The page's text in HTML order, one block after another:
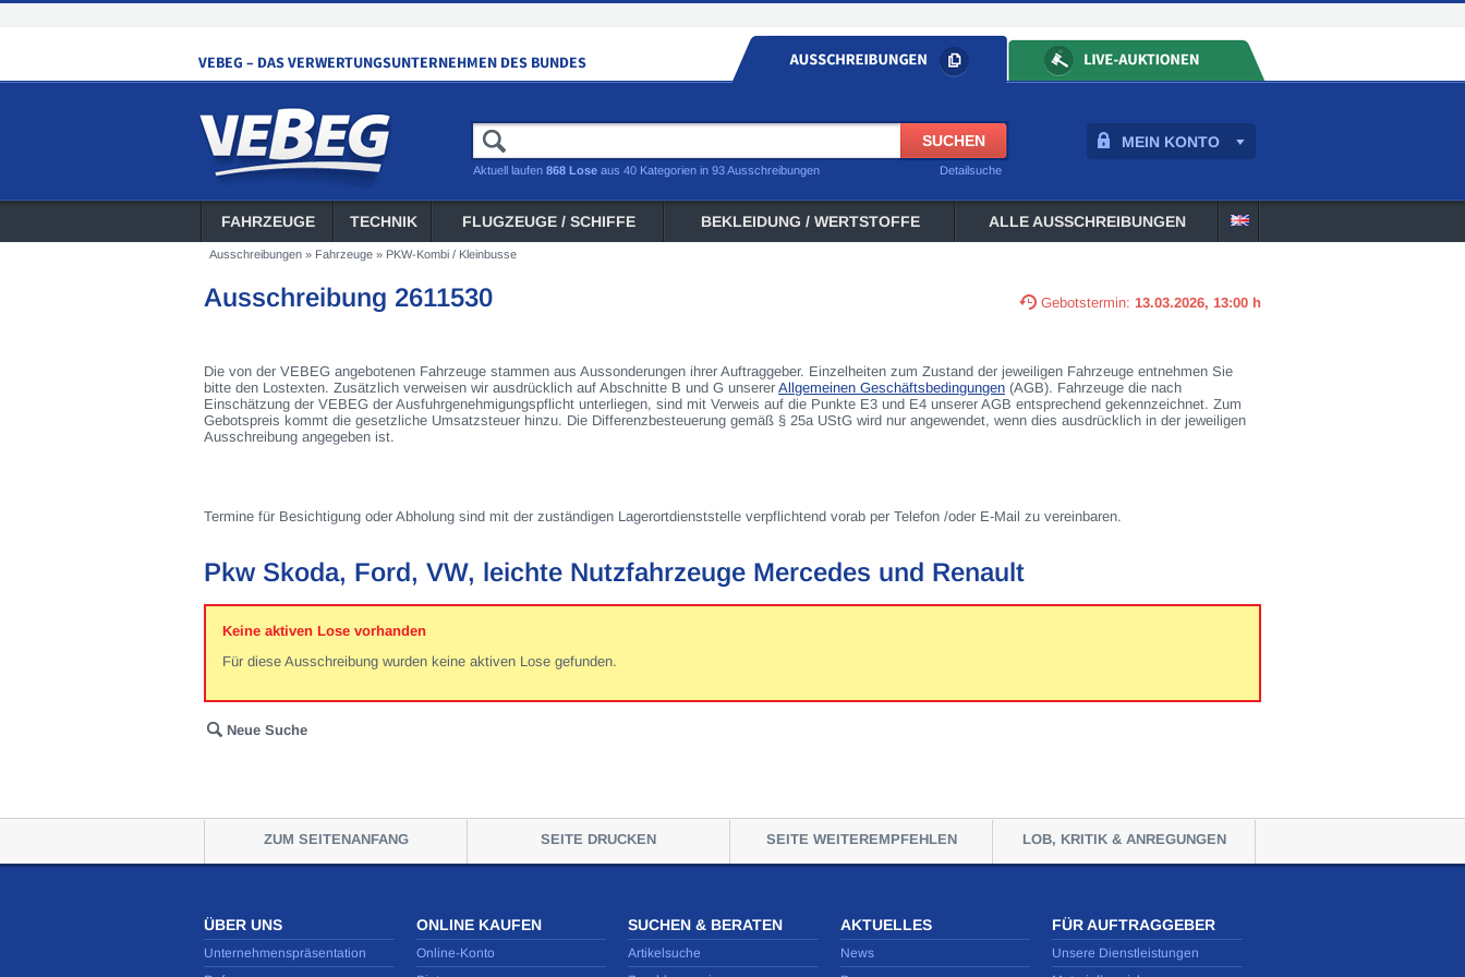
MEIN KONTO
Detailsuche
Aktuell laufen 868 Lose aus 40 Kategorien in 93 Ausschreibungen
FAHRZEUGE TECHNIK FLUGZEUGE / SCHIFFE BEKLEIDUNG / WERTSTOFFE ALLE AUSSCHREIBUNGEN
Ausschreibungen » Fahrzeuge » PKW-Kombi / Kleinbusse
Ausschreibung 2611530 Gebotstermin: 13.03.2026, 13:00 h
Die von der VEBEG angebotenen Fahrzeuge stammen aus Aussonderungen ihrer Auftraggeber. Einzelheiten zum Zustand der jeweiligen Fahrzeuge entnehmen Sie
bitte den Lostexten. Zusätzlich verweisen wir ausdrücklich auf Abschnitte B und G unserer Allgemeinen Geschäftsbedingungen (AGB). Fahrzeuge die nach
Einschätzung der VEBEG der Ausfuhrgenehmigungspflicht unterliegen, sind mit Verweis auf die Punkte E3 und E4 unserer AGB entsprechend gekennzeichnet. Zum
Gebotspreis kommt die gesetzliche Umsatzsteuer hinzu. Die Differenzbesteuerung gemäß § 25a UStG wird nur angewendet, wenn dies ausdrücklich in der jeweiligen
Ausschreibung angegeben ist.
Termine für Besichtigung oder Abholung sind mit der zuständigen Lagerortdienststelle verpflichtend vorab per Telefon /oder E-Mail zu vereinbaren.
Pkw Skoda, Ford, VW, leichte Nutzfahrzeuge Mercedes und Renault
Keine aktiven Lose vorhanden
Für diese Ausschreibung wurden keine aktiven Lose gefunden.
Neue Suche
ZUM SEITENANFANG SEITE DRUCKEN SEITE WEITEREMPFEHLEN LOB, KRITIK & ANREGUNGEN
ÜBER UNS
Unternehmenspräsentation
ONLINE KAUFEN
Online-Konto
SUCHEN & BERATEN
Artikelsuche
AKTUELLES
News
FÜR AUFTRAGGEBER
Unsere Dienstleistungen